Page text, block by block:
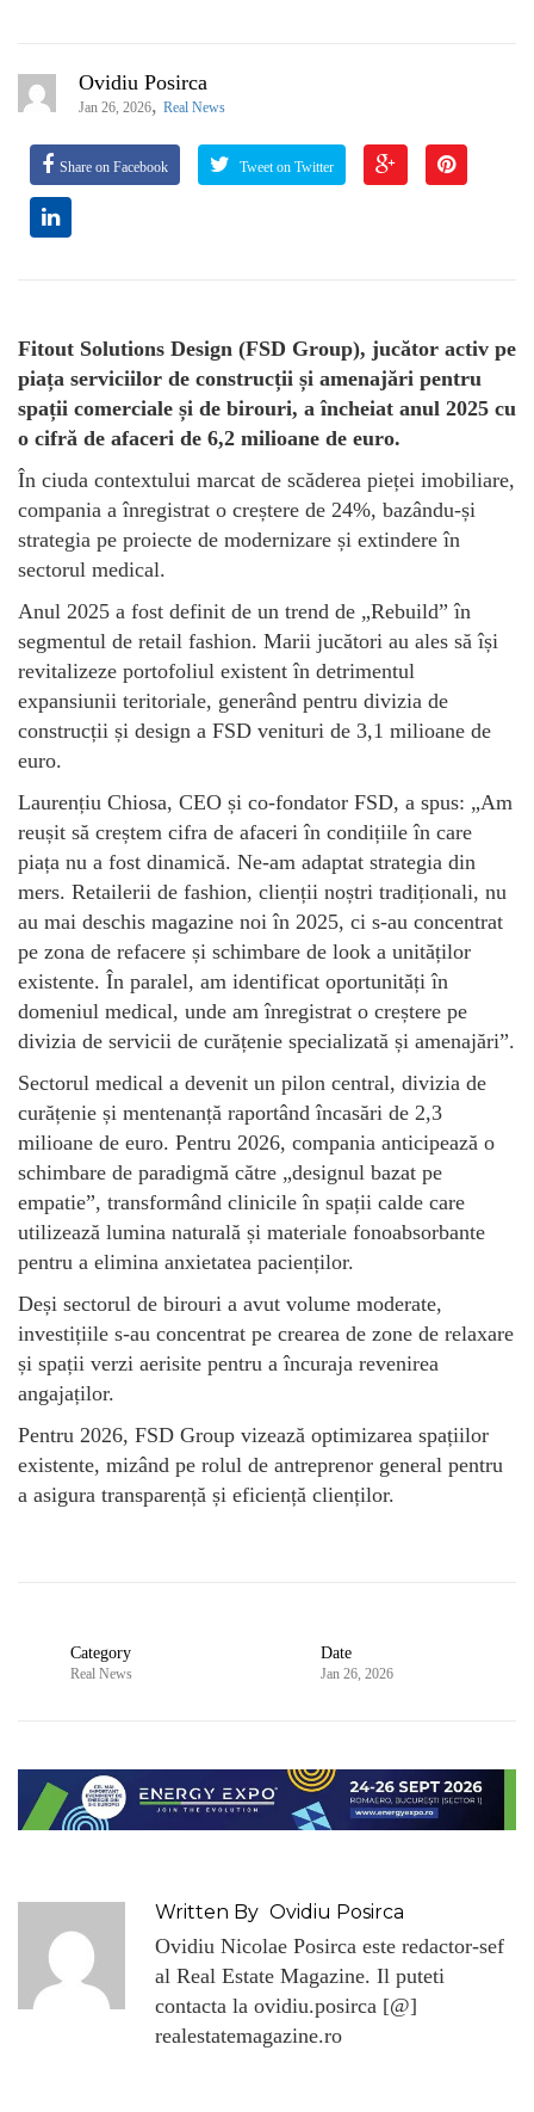
Ovidiu Posirca
Jan 26, 2026, Real News
Share on Facebook Tweet on Twitter
Fitout Solutions Design (FSD Group), jucător activ pe
piața serviciilor de construcții și amenajări pentru
spații comerciale și de birouri, a încheiat anul 2025 cu
o cifră de afaceri de 6,2 milioane de euro.
În ciuda contextului marcat de scăderea pieței imobiliare,
compania a înregistrat o creștere de 24%, bazându-și
strategia pe proiecte de modernizare și extindere în
sectorul medical.
Anul 2025 a fost definit de un trend de „Rebuild” în
segmentul de retail fashion. Marii jucători au ales să își
revitalizeze portofoliul existent în detrimentul
expansiunii teritoriale, generând pentru divizia de
construcții și design a FSD venituri de 3,1 milioane de
euro.
Laurențiu Chiosa, CEO și co-fondator FSD, a spus: „Am
reușit să creștem cifra de afaceri în condițiile în care
piața nu a fost dinamică. Ne-am adaptat strategia din
mers. Retailerii de fashion, clienții noștri tradiționali, nu
au mai deschis magazine noi în 2025, ci s-au concentrat
pe zona de refacere și schimbare de look a unităților
existente. În paralel, am identificat oportunități în
domeniul medical, unde am înregistrat o creștere pe
divizia de servicii de curățenie specializată și amenajări”.
Sectorul medical a devenit un pilon central, divizia de
curățenie și mentenanță raportând încasări de 2,3
milioane de euro. Pentru 2026, compania anticipează o
schimbare de paradigmă către „designul bazat pe
empatie”, transformând clinicile în spații calde care
utilizează lumina naturală și materiale fonoabsorbante
pentru a elimina anxietatea pacienților.
Deși sectorul de birouri a avut volume moderate,
investițiile s-au concentrat pe crearea de zone de relaxare
și spații verzi aerisite pentru a încuraja revenirea
angajaților.
Pentru 2026, FSD Group vizează optimizarea spațiilor
existente, mizând pe rolul de antreprenor general pentru
a asigura transparență și eficiență clienților.
Category
Real News
Date
Jan 26, 2026
Written By Ovidiu Posirca
Ovidiu Nicolae Posirca este redactor-sef
al Real Estate Magazine. Il puteti
contacta la ovidiu.posirca [@]
realestatemagazine.ro